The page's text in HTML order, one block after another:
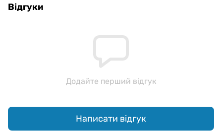
Відгуки
Додайте перший відгук
Написати відгук